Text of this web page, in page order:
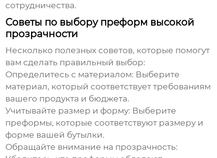
сотрудничества.
Советы по выбору преформ высокой
прозрачности
Несколько полезных советов, которые помогут
вам сделать правильный выбор:
Определитесь с материалом: Выберите
материал, который соответствует требованиям
вашего продукта и бюджета.
Учитывайте размер и форму: Выберите
преформы, которые соответствуют размеру и
форме вашей бутылки.
Обращайте внимание на прозрачность: